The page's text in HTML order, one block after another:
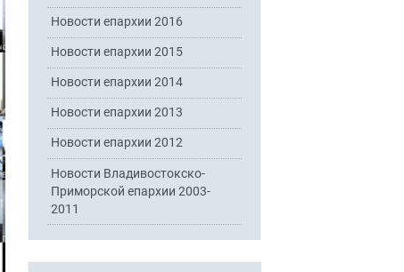
Новости епархии 2016
Новости епархии 2015
Новости епархии 2014
Новости епархии 2013
Новости епархии 2012
Новости Владивостокско-
Приморской епархии 2003-
2011